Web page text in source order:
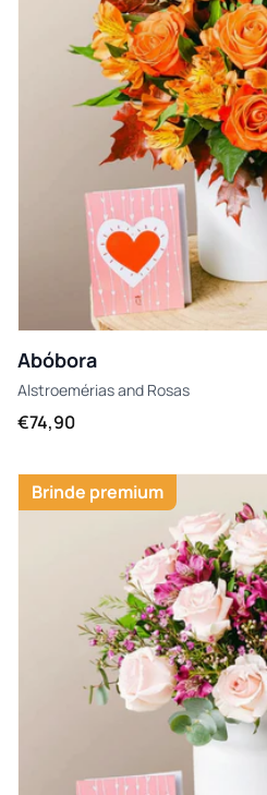
Abóbora
Alstroemériasand Rosas
€74,90
Brinde premium